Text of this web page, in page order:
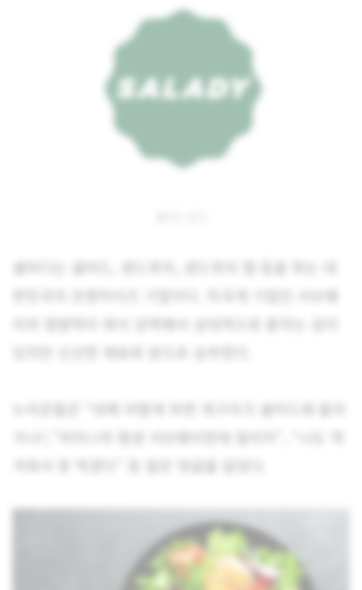
샐러디는 샐러드, 샌드위치, 샌드위치 랩 등을 파는 대
한민국의 프랜차이즈 기업이다. 미국계 기업인 서브웨
이의 영향력이 워낙 강력해서 상대적으로 묻히는 감이
누리꾼들은 “대체 어떻게 하면 개구리가 샐러드에 들어
가냐?,”저러니까 평생 서브웨이한테 밀리지”, “나도 역
겨워서 못 먹겠다” 등 많은 댓글을 달았다.